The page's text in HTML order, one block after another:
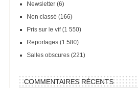
Newsletter (6)
Non classé (166)
Pris sur le vif(1 550)
Reportages (1 580)
Salles obscures (221)
COMMENTAIRES RÉCENTS